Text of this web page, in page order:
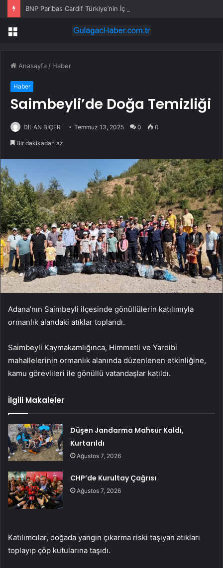
Menü
Anasayfa / Haber
Haber
Saimbeyli’de Doğa Temizliği
DİLAN BİÇER Temmuz 13, 2025 0 0
Bir dakikadan az
Adana’nın Saimbeyli ilçesinde gönüllülerin katılımıyla
ormanlık alandaki atıklar toplandı.
Saimbeyli Kaymakamlığınca, Himmetli ve Yardibi
mahallelerinin ormanlık alanında düzenlenen etkinliğine,
kamu görevlileri ile gönüllü vatandaşlar katıldı.
İlgili Makaleler
Düşen Jandarma Mahsur Kaldı,
Kurtarıldı
Ağustos 7, 2026
CHP’de Kurultay Çağrısı
Ağustos 7, 2026
Katılımcılar, doğada yangın çıkarma riski taşıyan atıkları
toplayıp çöp kutularına taşıdı.